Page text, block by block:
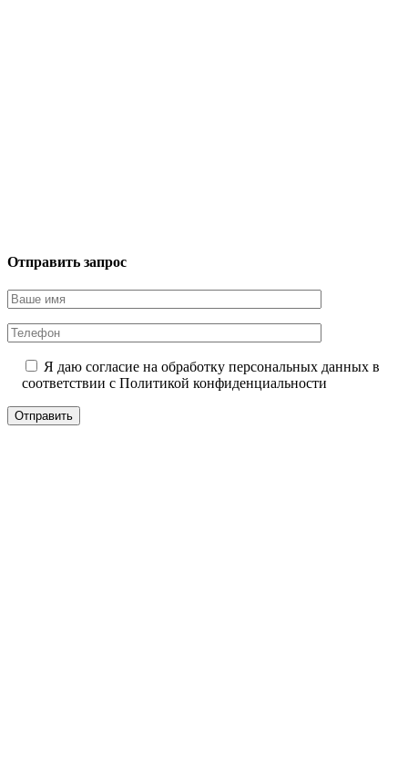
Отправить запрос
Я даю согласие на обработку персональных данных в
соответствии с Политикой конфиденциальности